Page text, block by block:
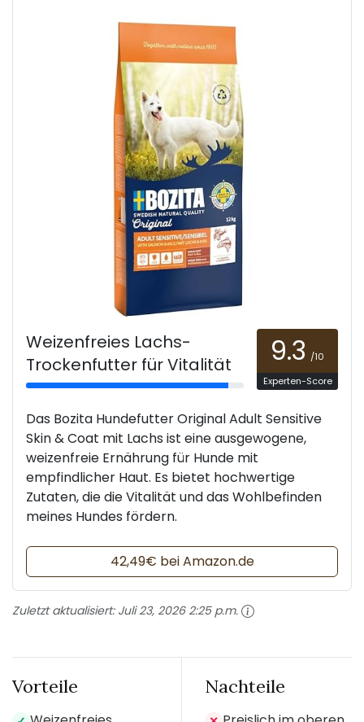
Weizenfreies Lachs-
Trockenfutter für Vitalität
9.3 /10
Experten-Score
Das Bozita Hundefutter Original Adult Sensitive
Skin & Coat mit Lachs ist eine ausgewogene,
weizenfreie Ernährung für Hunde mit
empfindlicher Haut. Es bietet hochwertige
Zutaten, die die Vitalität und das Wohlbefinden
meines Hundes fördern.
42,49€ bei Amazon.de
Zuletzt aktualisiert: Juli 23, 2026 2:25 p.m.
Vorteile Nachteile